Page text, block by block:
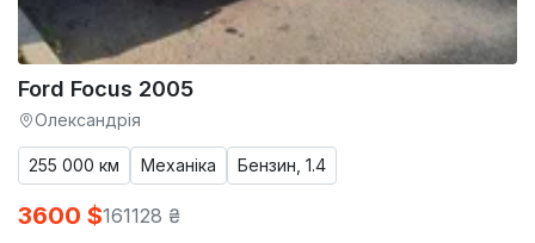
Ford Focus 2005
Олександрія
255 000 км Механіка Бензин, 1.4
3600 $161128 ₴